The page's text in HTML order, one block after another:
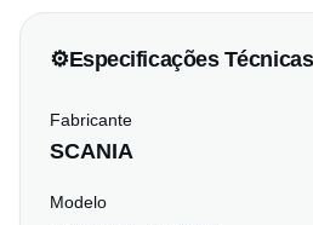
⚙️Especificações Técnicas
Fabricante
SCANIA
Modelo